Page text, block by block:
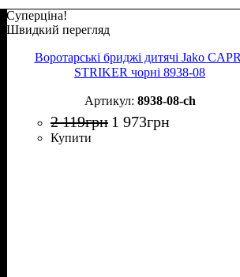
Суперціна!
Швидкий перегляд
Воротарські бриджі дитячі Jako
STRIKER чорні 8938-08
8938-08-ch
2 119грн 1 973грн
Купити